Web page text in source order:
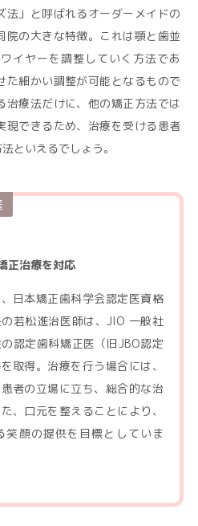
法」と呼ばれるオーダーメイドの
院の大きな特徴。これは顎と歯並
イヤーを調整していく方法であ
た細かい調整が可能となるもので
治療法だけに、他の矯正方法では
現できるため、治療を受ける患者
といえるでしょう。
正治療を対応
日本矯正歯科学会認定医資格
若松進治医師は、JIO 一般社
認定歯科矯正医（旧JBO認定
取得。治療を行う場合には、
者の立場に立ち、総合的な治
、口元を整えることにより、
笑顔の提供を目標としていま